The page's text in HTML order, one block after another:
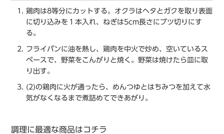
鶏肉は8等分にカットする。オクラはヘタとガクを取り表面
に切り込みを１本入れ、ねぎは5cm長さにブツ切りにす
る。
フライパンに油を熱し、鶏肉を中火で炒め、空いているス
ペースで、野菜をこんがりと焼く。野菜は焼けたら皿に取
り出す。
(2)の鶏肉に火が通ったら、めんつゆとはちみつを加えて水
気がなくなるまで煮詰めてできあがり。
調理に最適な商品はコチラ